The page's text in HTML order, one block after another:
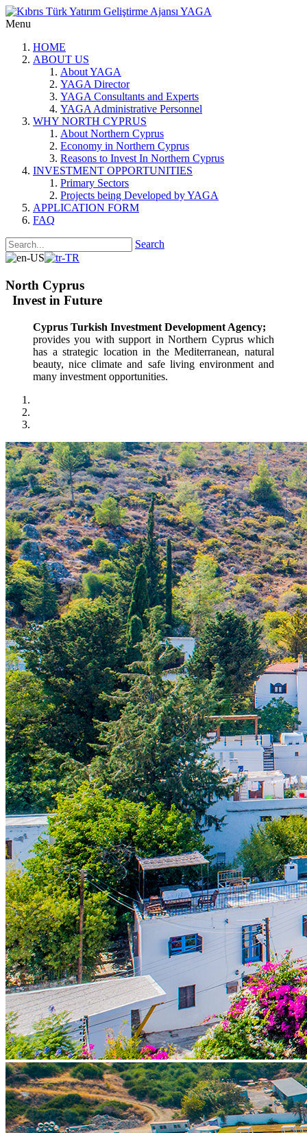
Menu
HOME
ABOUT US
About YAGA
YAGA Director
YAGA Consultants and Experts
YAGA Administrative Personnel
WHY NORTH CYPRUS
About Northern Cyprus
Economy in Northern Cyprus
Reasons to Invest In Northern Cyprus
INVESTMENT OPPORTUNITIES
Primary Sectors
Projects being Developed by YAGA
APPLICATION FORM
FAQ
Search
North Cyprus
Invest in Future
Cyprus Turkish Investment Development Agency;
provides you with support in Northern Cyprus which
has a strategic location in the Mediterranean, natural
beauty, nice climate and safe living environment and
many investment opportunities.